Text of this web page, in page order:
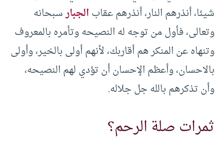
شيئا، أنذرهم النار، أنذرهم عقابالجبارسبحانه
وتعالى، فأول من توجه له النصيحه وتأمره بالمعروف
وتنهاه عن المنكر هم أقاربك، لأنهم أولى بالخير، وأولى
بالاحسان، وأعظم الإحسان أن تؤدي لهم النصيحه،
وأن تذكرهم بالله جل جلاله.
ثمرات صلة الرحم؟